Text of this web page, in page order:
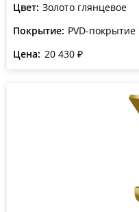
Цвет: Золото глянцевое
Покрытие: PVD-покрытие
Цена: 20 430 ₽